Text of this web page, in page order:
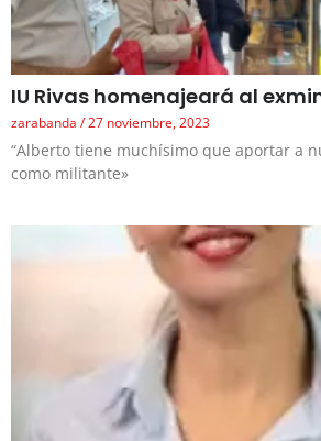
IU Rivas homenajeará al
zarabanda 27 noviembre, 2023
“Alberto tiene muchísimo que aportar a
como militante»